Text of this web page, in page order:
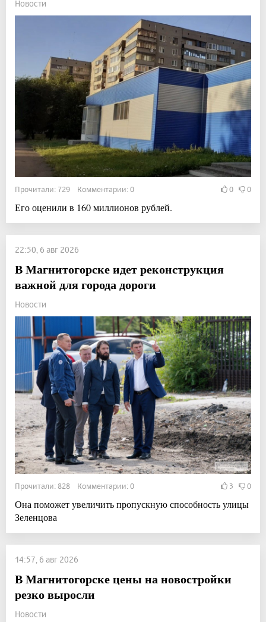
Новости
Прочитали: 729 Комментарии: 0 0 0
Его оценили в 160 миллионов рублей.
22:50, 6 авг 2026
В Магнитогорске идет реконструкция
важной для города дороги
Новости
Прочитали: 828 Комментарии: 0 3 0
Она поможет увеличить пропускную способность улицы
Зеленцова
14:57, 6 авг 2026
В Магнитогорске цены на новостройки
резко выросли
Новости